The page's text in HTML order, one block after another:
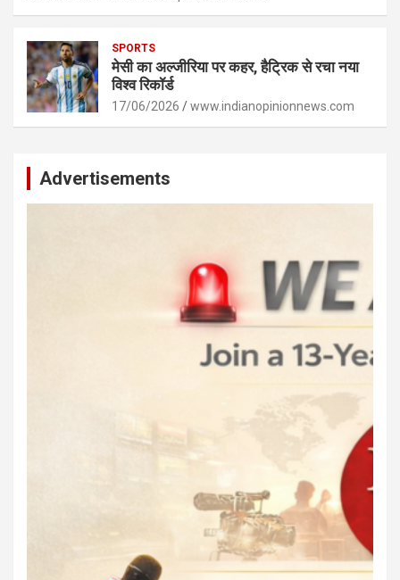
SPORTS
मेसी का अल्जीरिया पर कहर, हैट्रिक से रचा नया
विश्व रिकॉर्ड
17/06/2026 www.indianopinionnews.com
Advertisements